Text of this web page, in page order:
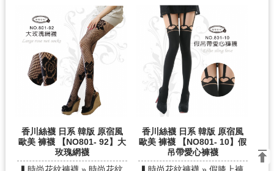
香川絲襪 日系 韓版 原宿風
歐美 褲襪 【NO801- 92】大
玫瑰網襪
▍時尚花紋褲襪 » 時尚花紋
香川絲襪 日系 韓版 原宿風
歐美 褲襪 【NO801- 10】假
吊帶愛心褲襪
▍時尚花紋褲襪 » 假膝上褲